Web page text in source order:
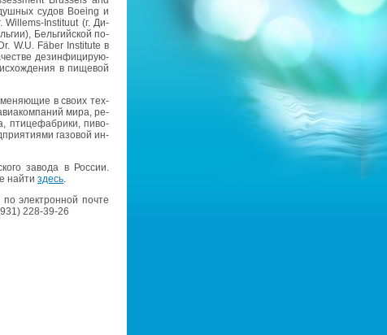
судов Boeing и
Willems-Instituut (г. Ди­
Бель­гий­ской по­
W.U. Fäber Institute в
дез­ин­фи­ци­ру­ю­
в пи­ще­вой
в своих тех­
мира, ре­
пти­це­фаб­ри­ки, пи­во­
га­зо­вой ин­
за­во­да в Рос­сии.
найти здесь.
элек­трон­ной почте
228-39-26